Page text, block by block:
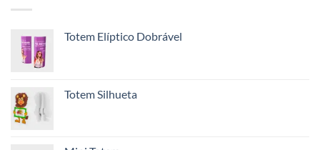
Totem Elíptico Dobrável
Totem Silhueta